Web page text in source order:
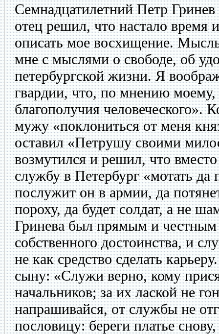
Семнадцатилетний Петр Гринев
отец решил, что настало время
описать мое восхищение.
мне с мыслями о свободе, об
петербургской жизни. Я
гвардии, что, по мнению
благополучия человеческого».
мужу «поклониться от меня
оставил «Петрушу своими
возмутился и решил, что
службу в Петербург «мотать да
послужит он в армии, да
пороху, да будет солдат, а не
Гринева был прямым и честным
собственного достоинства, и
не как средство сделать
сыну: «Служи верно, кому
начальников; за их лаской не
напрашивайся, от службы не
пословицу: береги платье